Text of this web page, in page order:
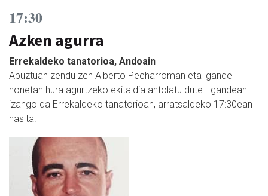
17:30
Azken agurra
Errekaldeko tanatorioa, Andoain
Abuztuan zendu zen Alberto Pecharroman eta igande
honetan hura agurtzeko ekitaldia antolatu dute. Igandean
izango da Errekaldeko tanatorioan, arratsaldeko 17:30ean
hasita.